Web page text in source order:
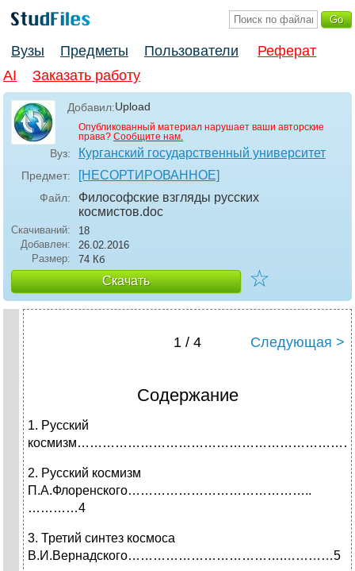
Вузы Предметы Пользователи
Реферат
AI
Заказать работу
Добавил:Upload
Опубликованный материал нарушает ваши авторские
права? Сообщите нам.
Вуз: Курганский государственный университет
Предмет: [НЕСОРТИРОВАННОЕ]
Файл:
Философские взгляды русских
космистов.doc
Скачиваний:
18
Добавлен:
26.02.2016
Размер:
74 Кб
Скачать ☆
1 / 4 Следующая >
Cодержание
1. Русский
2. Русский космизм
П.А.Флоренского……………………………………..
…………4
3. Третий синтез космоса
В.И.Вернадского……………………………….…………5